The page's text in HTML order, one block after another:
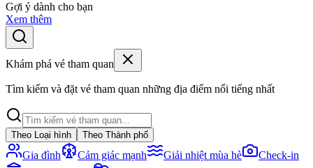
Gợi ý dành cho bạn
Xem thêm
Khám phá vé tham quan
Tìm kiếm và đặt vé tham quan những địa điểm nổi tiếng nhất
Theo Loại hình Theo Thành phố
Gia đình Cảm giác mạnh Giải nhiệt mùa hè
Check-in